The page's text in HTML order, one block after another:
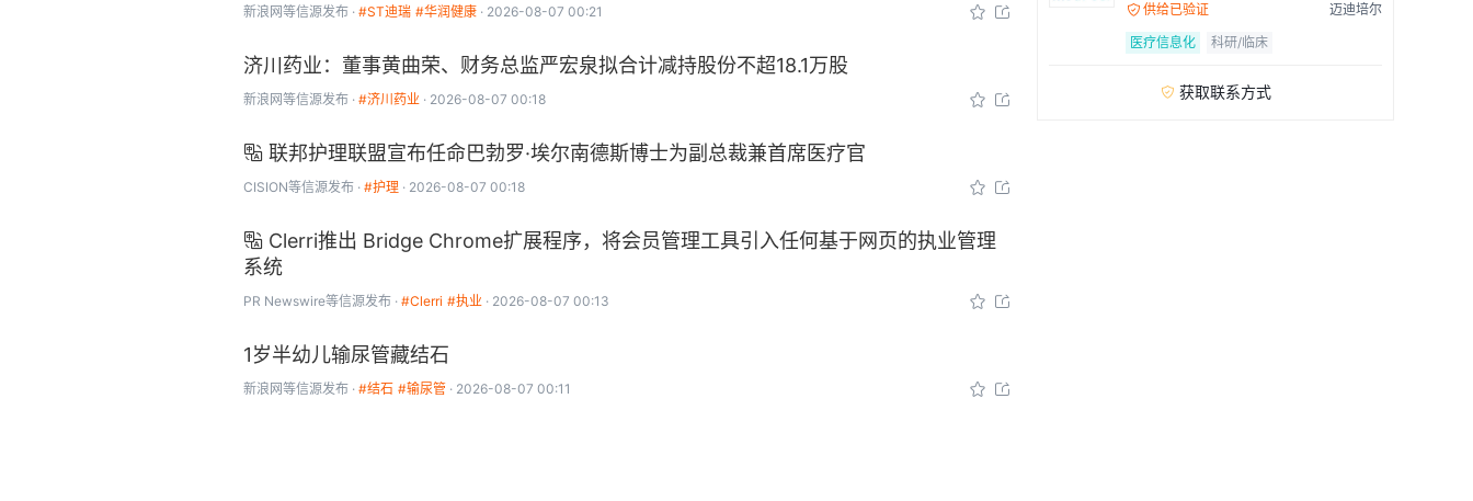
新浪网等信源发布 #ST迪瑞 #华润健康 2026-08-07 00:21  
济川药业：董事黄曲荣、财务总监严宏泉拟合计减持股份不超18.1万股
新浪网等信源发布 #济川药业 2026-08-07 00:18  
 联邦护理联盟宣布任命巴勃罗·埃尔南德斯博士为副总裁兼首席医疗官
CISION等信源发布 #护理 2026-08-07 00:18  
 Clerri推出 Bridge Chrome扩展程序，将会员管理工具引入任何基于网页的执业管理
系统
PR Newswire等信源发布 #Clerri #执业 2026-08-07 00:13  
1岁半幼儿输尿管藏结石
新浪网等信源发布 #结石 #输尿管 2026-08-07 00:11  
 供给已验证
迈迪培尔
医疗信息化
科研/临床
 获取联系方式